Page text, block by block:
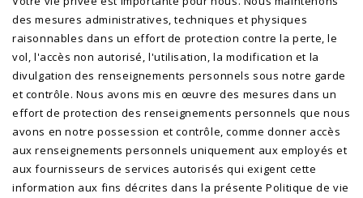
des mesures administratives, techniques et physiques
raisonnables dans un effort de protection contre la perte, le
vol, l'accès non autorisé, l'utilisation, la modification et la
divulgation des renseignements personnels sous notre garde
et contrôle. Nous avons mis en œuvre des mesures dans un
effort de protection des renseignements personnels que nous
avons en notre possession et contrôle, comme donner accès
aux renseignements personnels uniquement aux employés et
aux fournisseurs de services autorisés qui exigent cette
information aux fins décrites dans la présente Politique de vie